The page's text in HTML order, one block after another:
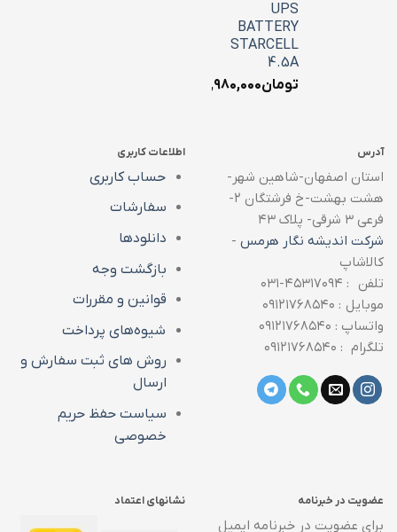
UPS
BATTERY
STARCELL
4.5A
تومان۱,۹۸۰,۰۰۰
آدرس
استان اصفهان-شاهین شهر-
هشت بهشت-خ فرشتگان ۲-
فرعی ۳ شرقی- پلاک ۴۳
شرکت اندیشه نگار هرمس -
کالاشاپ
تلفن : ۴۵۳۱۷۰۹۴-۰۳۱
موبایل : ۰۹۱۲۱۷۶۸۵۴۰
واتساپ : ۰۹۱۲۱۷۶۸۵۴۰
تلگرام : ۰۹۱۲۱۷۶۸۵۴۰
اطلاعات کاربری
حساب کاربری
سفارشات
دانلودها
بازگشت وجه
قوانین و مقررات
شیوه‌های پرداخت
روش های ثبت سفارش و
ارسال
سیاست حفظ حریم
خصوصی
عضویت در خبرنامه
برای عضویت در خبرنامه ایمیل
نشانهای اعتماد